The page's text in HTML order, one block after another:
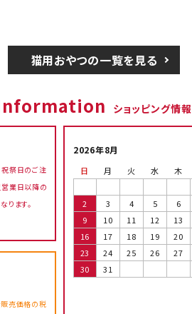
猫用おやつの一覧を見る
ショッピング情報
祭日のご注
業日以降の
ります。
売価格の税
2026年8月
日 月 火 水 木
2
3 4 5 6
9
10 11 12 13
16
17 18 19 20
23
24 25 26 27
30
31